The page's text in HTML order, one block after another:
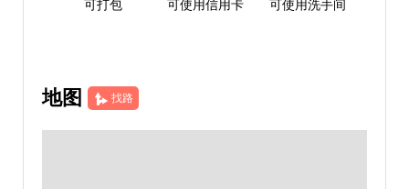
可打包 可使用信用卡 可使用洗手间
地图 找路